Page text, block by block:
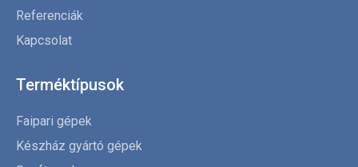
Referenciák
Kapcsolat
Terméktípusok
Faipari gépek
Készház gyártó gépek